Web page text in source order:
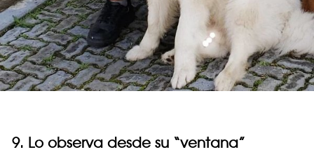
9. Lo observa desde su “ventana”